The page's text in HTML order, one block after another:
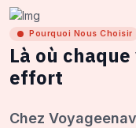
Pourquoi Nous Choisir
Là où
effort
Chez